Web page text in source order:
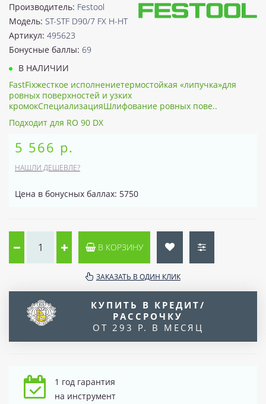
Производитель: Festool
Модель: ST-STF D90/7 FX H-HT
Артикул: 495623
Бонусные баллы: 69
В НАЛИЧИИ
FastFixжесткое исполнениетермостойкая «липучка»для
ровных поверхностей и узких
кромокСпециализацияШлифование ровных пове..
Подходит для RO 90 DX
5 566 р.
НАШЛИ ДЕШЕВЛЕ?
Цена в бонусных баллах: 5750
В КОРЗИНУ
ЗАКАЗАТЬ В ОДИН КЛИК
КУПИТЬ В КРЕДИТ/
РАССРОЧКУ
ОТ 293 Р. В МЕСЯЦ
1 год гарантия
на инструмент